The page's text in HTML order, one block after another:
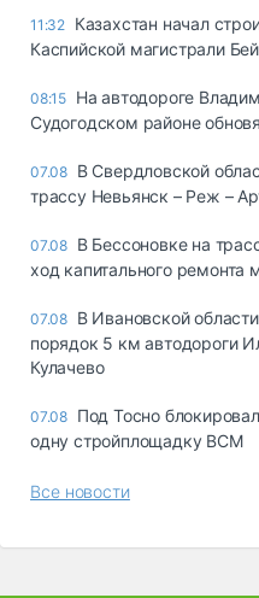
11:32 Казахстан начал
Каспийской магистрали
08:15 На автодороге
Судогодском районе
07.08 В Свердловской
трассу Невьянск – Реж –
07.08 В Бессоновке на
ход капитального ремонта
07.08 В Ивановской
порядок 5 км автодороги
Кулачево
07.08 Под Тосно
одну стройплощадку ВСМ
Все новости